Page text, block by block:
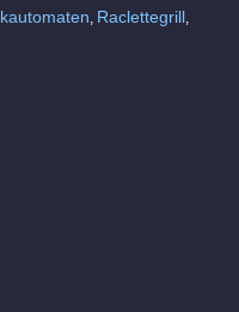
Raclettegrill